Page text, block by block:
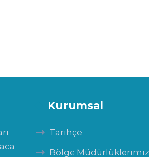
Kurumsal
Tarihçe
Bölge Müdürlüklerimiz